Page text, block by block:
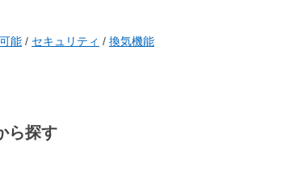
能 / セキュリティ / 換気機能
ら探す